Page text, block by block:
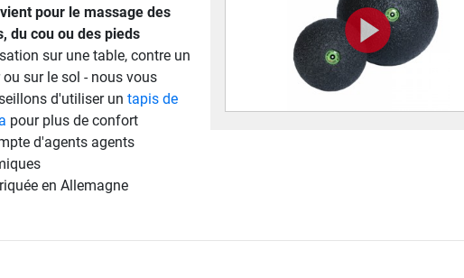
pour le massage des
du cou ou des pieds
sur une table, contre un
ou sur le sol - nous vous
d'utiliser un tapis de
pour plus de confort
d'agents agents
en Allemagne